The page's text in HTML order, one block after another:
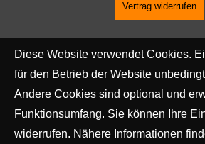
Vertrag widerrufen
Diese Website verwendet Cookies.
für den Betrieb der Website
Andere Cookies sind optional und
Funktionsumfang. Sie können Ihre
widerrufen. Nähere Informationen